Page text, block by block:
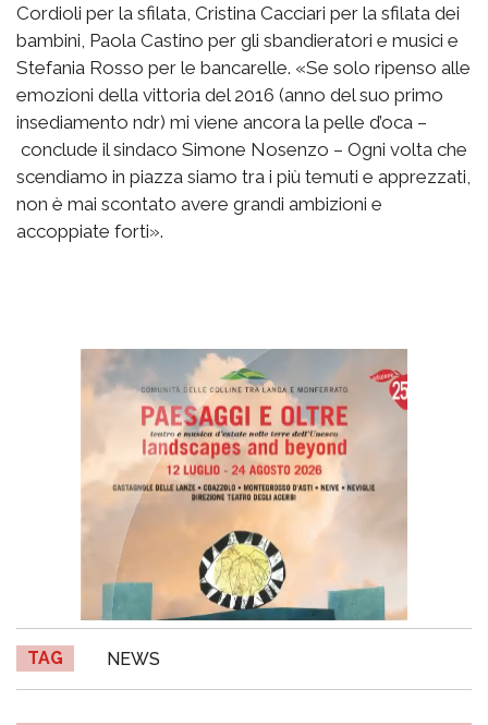
Cordioli per la sfilata, Cristina Cacciari per la sfilata dei
bambini, Paola Castino per gli sbandieratori e musici e
Stefania Rosso per le bancarelle. «Se solo ripenso alle
emozioni della vittoria del 2016 (anno del suo primo
insediamento ndr) mi viene ancora la pelle d’oca –
conclude il sindaco Simone Nosenzo – Ogni volta che
scendiamo in piazza siamo tra i più temuti e apprezzati,
non è mai scontato avere grandi ambizioni e
accoppiate forti».
TAG NEWS